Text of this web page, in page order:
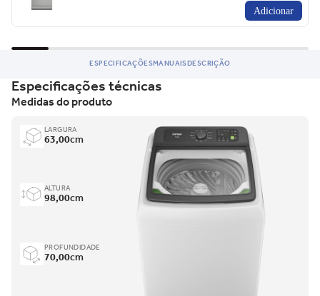
Adicionar
ESPECIFICAÇÕESMANUAISDESCRIÇÃO
Especificações técnicas
Medidas do produto
LARGURA
63,00cm
ALTURA
98,00cm
PROFUNDIDADE
70,00cm